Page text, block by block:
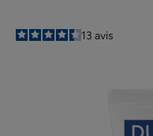
4.4
/5
13 avis